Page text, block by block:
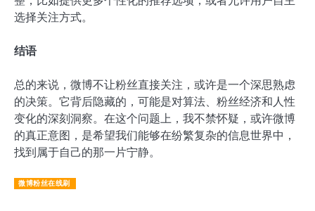
选择关注方式。
结语
总的来说，微博不让粉丝直接关注，或许是一个深思熟虑
的决策。它背后隐藏的，可能是对算法、粉丝经济和人性
变化的深刻洞察。在这个问题上，我不禁怀疑，或许微博
的真正意图，是希望我们能够在纷繁复杂的信息世界中，
找到属于自己的那一片宁静。
微博粉丝在线刷